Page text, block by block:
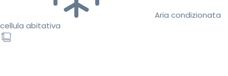
Aria condizionata
cellula abitativa